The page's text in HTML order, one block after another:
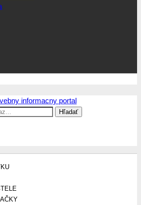
domy a všetko o nich